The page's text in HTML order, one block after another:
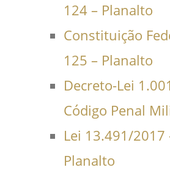
124 – Planalto
Constituição
125 – Planalto
Decreto-Lei
Código Penal
Lei 13.491/2017
Planalto